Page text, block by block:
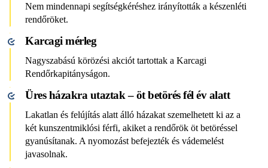
Nem mindennapi segítségkéréshez irányították a készenléti
rendőröket.
Karcagi mérleg
Nagyszabású körözési akciót tartottak a Karcagi
Rendőrkapitányságon.
Üres házakra utaztak – öt betörés fél év alatt
Lakatlan és felújítás alatt álló házakat szemelhetett ki az a
két kunszentmiklósi férfi, akiket a rendőrök öt betöréssel
gyanúsítanak. A nyomozást befejezték és vádemelést
javasolnak.